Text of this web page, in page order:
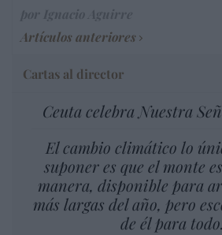
Artículos anteriores
Cartas al director
Ceuta celebra Nuestra
El cambio climático lo
suponer es que el monte
manera, disponible para
más largas del año, pero
de él para